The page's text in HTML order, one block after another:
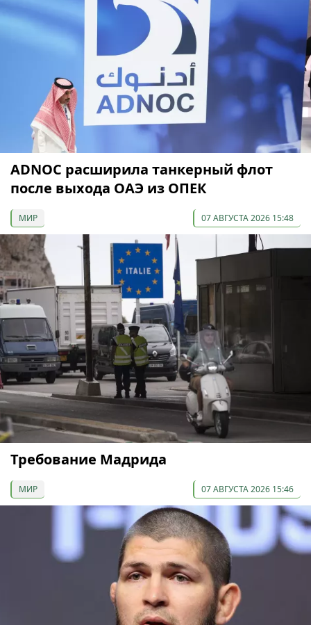
ADNOC расширила танкерный флот
после выхода ОАЭ из ОПЕК
МИР 07 АВГУСТА 2026 15:48
Требование Мадрида
МИР 07 АВГУСТА 2026 15:46